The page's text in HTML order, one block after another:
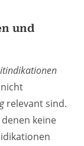
und
relevant sind.
denen keine